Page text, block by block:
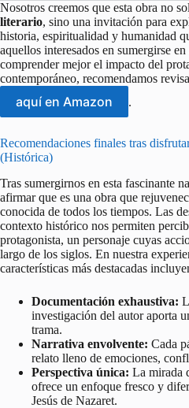
Nosotros creemos que esta obra no
literario, sino una invitación para
historia, espiritualidad y humanidad
aquellos interesados en sumergirse
comprender mejor el impacto del
contemporáneo, recomendamos
aquí en Amazon .
Recomendaciones finales tras
(Histórica)
Tras sumergirnos en esta fascinante
afirmar que es una obra que
conocida de todos los tiempos. Las
contexto histórico nos permiten
protagonista, un personaje cuyas
largo de los siglos. En nuestra
características más destacadas
Documentación exhaustiva:
investigación del autor aporta
trama.
Narrativa envolvente: Cada
relato lleno de emociones,
Perspectiva única: La mirada
ofrece un enfoque fresco y
Jesús de Nazaret.